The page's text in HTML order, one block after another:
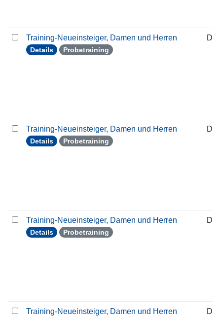
Training-Neueinsteiger, Damen und Herren
Details Probetraining
Training-Neueinsteiger, Damen und Herren
Details Probetraining
Training-Neueinsteiger, Damen und Herren
Details Probetraining
Training-Neueinsteiger, Damen und Herren